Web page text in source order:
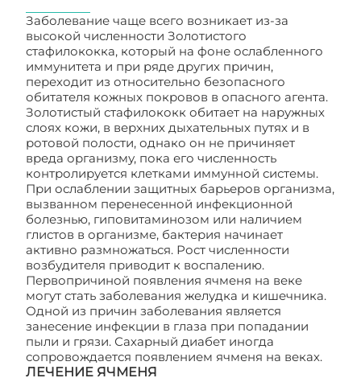
Заболевание чаще всего возникает из-за
высокой численности Золотистого
стафилококка, который на фоне ослабленного
иммунитета и при ряде других причин,
переходит из относительно безопасного
обитателя кожных покровов в опасного агента.
Золотистый стафилококк обитает на наружных
слоях кожи, в верхних дыхательных путях и в
ротовой полости, однако он не причиняет
вреда организму, пока его численность
контролируется клетками иммунной системы.
При ослаблении защитных барьеров организма,
вызванном перенесенной инфекционной
болезнью, гиповитаминозом или наличием
глистов в организме, бактерия начинает
активно размножаться. Рост численности
возбудителя приводит к воспалению.
Первопричиной появления ячменя на веке
могут стать заболевания желудка и кишечника.
Одной из причин заболевания является
занесение инфекции в глаза при попадании
пыли и грязи. Сахарный диабет иногда
сопровождается появлением ячменя на веках.
ЛЕЧЕНИЕ ЯЧМЕНЯ